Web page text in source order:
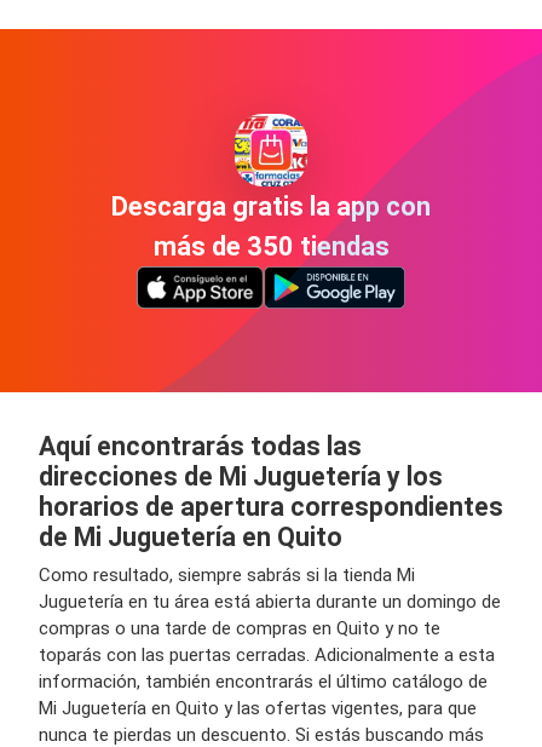
Descarga gratis la app con
más de 350 tiendas
Aquí encontrarás todas las
direcciones de Mi Juguetería y los
horarios de apertura correspondientes
de Mi Juguetería en Quito
Como resultado, siempre sabrás si la tienda Mi
Juguetería en tu área está abierta durante un domingo de
compras o una tarde de compras en Quito y no te
toparás con las puertas cerradas. Adicionalmente a esta
información, también encontrarás el último catálogo de
Mi Juguetería en Quito y las ofertas vigentes, para que
nunca te pierdas un descuento. Si estás buscando más